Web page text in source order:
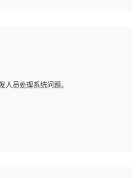
成结果；熟练使用PPT、
强的文档编写能力，能独立撰写
业PPT文件进行展示。
人员处理系统问题。